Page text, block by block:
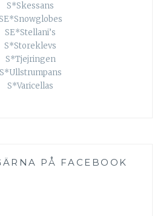
S*Skessans
SE*Stellani’s
S*Storeklevs
S*Tjejringen
S*Ullstrumpans
S*Varicellas
PÅ FACEBOOK